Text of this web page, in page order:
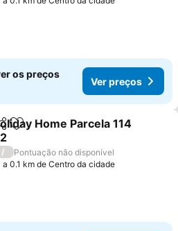
os preços
Ver preços
Adicionar aos favoritos
Home Parcela 114
/
Pontuação não disponível
a 0.1 km de Centro da cidade